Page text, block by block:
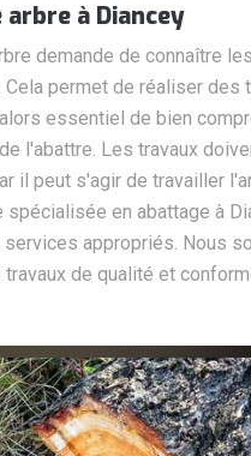
à Diancey
demande de connaître
permet de réaliser des
essentiel de bien
l'abattre. Les travaux
il peut s'agir de travailler
spécialisée en abattage à
appropriés. Nous
de qualité et